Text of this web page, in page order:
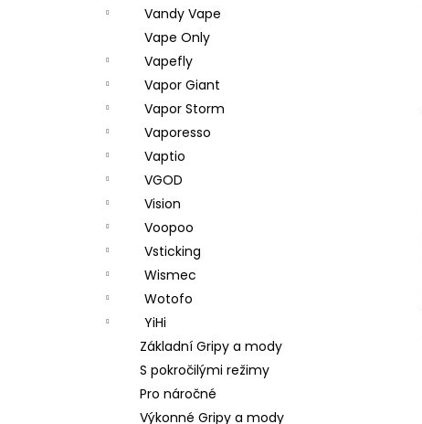
Vandy Vape
Vape Only
Vapefly
Vapor Giant
Vapor Storm
Vaporesso
Vaptio
VGOD
Vision
Voopoo
Vsticking
Wismec
Wotofo
YiHi
Základní Gripy a mody
S pokročilými režimy
Pro náročné
Výkonné Gripy a mody